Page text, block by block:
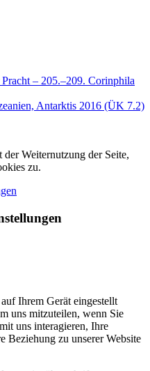
– 205.–209. Corinphila
Antarktis 2016 (ÜK 7.2)
Weiternutzung der Seite,
zu.
Ihrem Gerät eingestellt
uns mitzuteilen, wenn Sie
uns interagieren, Ihre
Beziehung zu unserer Website